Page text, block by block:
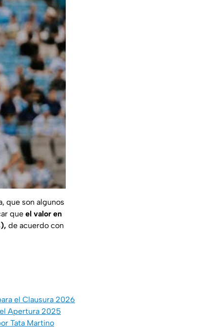
que son algunos
que el valor en
de acuerdo con
el Clausura 2026
Apertura 2025
Tata Martino